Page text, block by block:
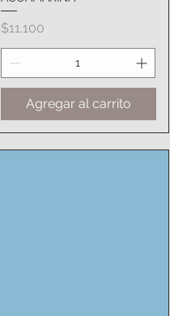
Precio
$11.100
Agregar al carrito